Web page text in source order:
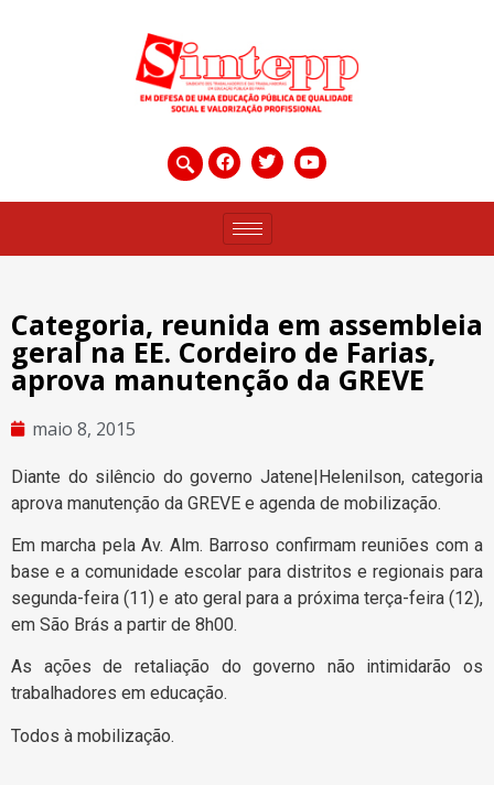
Categoria, reunida em assembleia
geral na EE. Cordeiro de Farias,
aprova manutenção da GREVE
maio 8, 2015
Diante do silêncio do governo Jatene|Helenilson, categoria
aprova manutenção da GREVE e agenda de mobilização.
Em marcha pela Av. Alm. Barroso confirmam reuniões com a
base e a comunidade escolar para distritos e regionais para
segunda-feira (11) e ato geral para a próxima terça-feira (12),
em São Brás a partir de 8h00.
As ações de retaliação do governo não intimidarão os
trabalhadores em educação.
Todos à mobilização.